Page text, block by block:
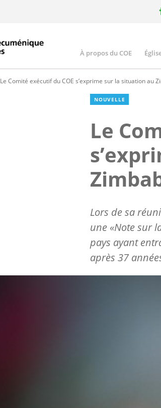
Main
navigation
À propos du COE
Le Comité exécutif du COE s’exprime sur la situation au
NOUVELLE
Le
Lors de sa
une «Note sur
pays ayant
après 37